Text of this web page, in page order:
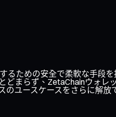
ための安全で柔軟な手段
まらず、ZetaChainウォ
ユースケースをさらに解放